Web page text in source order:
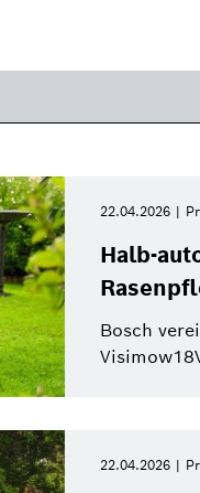
Internet of Things
Antriebssysteme
Nutzfahrzeuge
Automatisierte
History
22.04.2026
Halb-
Bosch
22.04.2026